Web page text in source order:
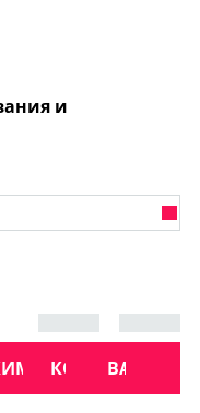
и
ЛИЦАМ
КОНТАКТЫ
УСЛУГИ